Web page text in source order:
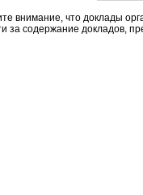
внимание, что доклады
за содержание докладов,